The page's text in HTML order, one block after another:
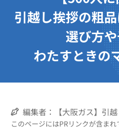
引越し費用の相場
単身の引越し
引越し業者ランキング
引越し見積りシミュレ
引越し挨拶の粗
選び方
わたすときの
編集者：【大阪ガス】引
このページにはPRリンクが含まれ